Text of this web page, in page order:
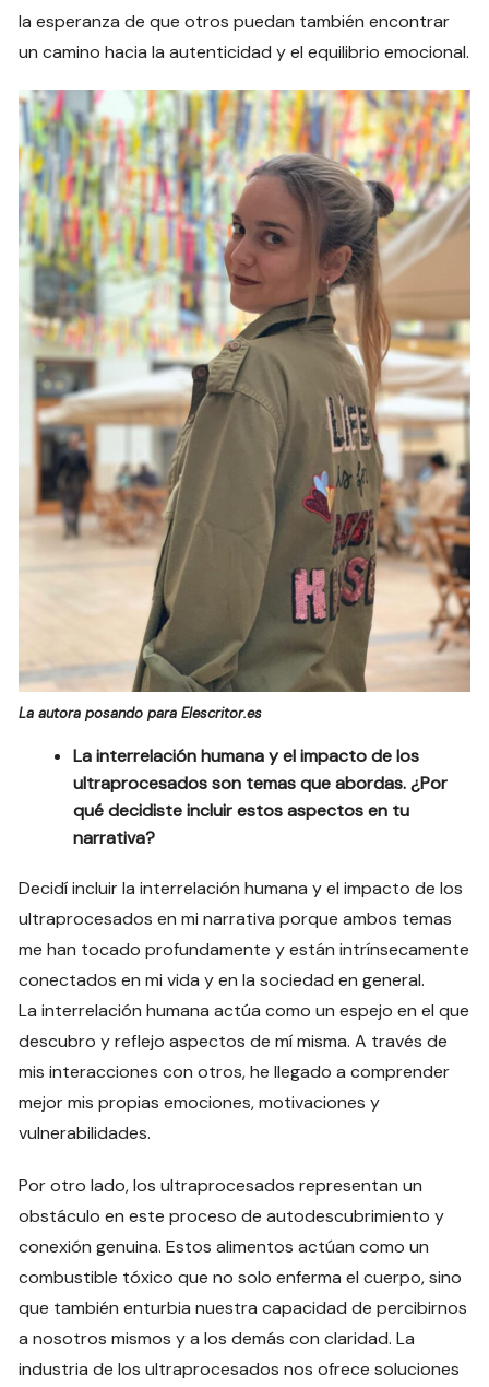
la esperanza de que otros puedan también encontrar
un camino hacia la autenticidad y el equilibrio emocional.
La autora posando para Elescritor.es
La interrelación humana y el impacto de los
ultraprocesados son temas que abordas. ¿Por
qué decidiste incluir estos aspectos en tu
narrativa?
Decidí incluir la interrelación humana y el impacto de los
ultraprocesados en mi narrativa porque ambos temas
me han tocado profundamente y están intrínsecamente
conectados en mi vida y en la sociedad en general.
La interrelación humana actúa como un espejo en el que
descubro y reflejo aspectos de mí misma. A través de
mis interacciones con otros, he llegado a comprender
mejor mis propias emociones, motivaciones y
vulnerabilidades.
Por otro lado, los ultraprocesados representan un
obstáculo en este proceso de autodescubrimiento y
conexión genuina. Estos alimentos actúan como un
combustible tóxico que no solo enferma el cuerpo, sino
que también enturbia nuestra capacidad de percibirnos
a nosotros mismos y a los demás con claridad. La
industria de los ultraprocesados nos ofrece soluciones